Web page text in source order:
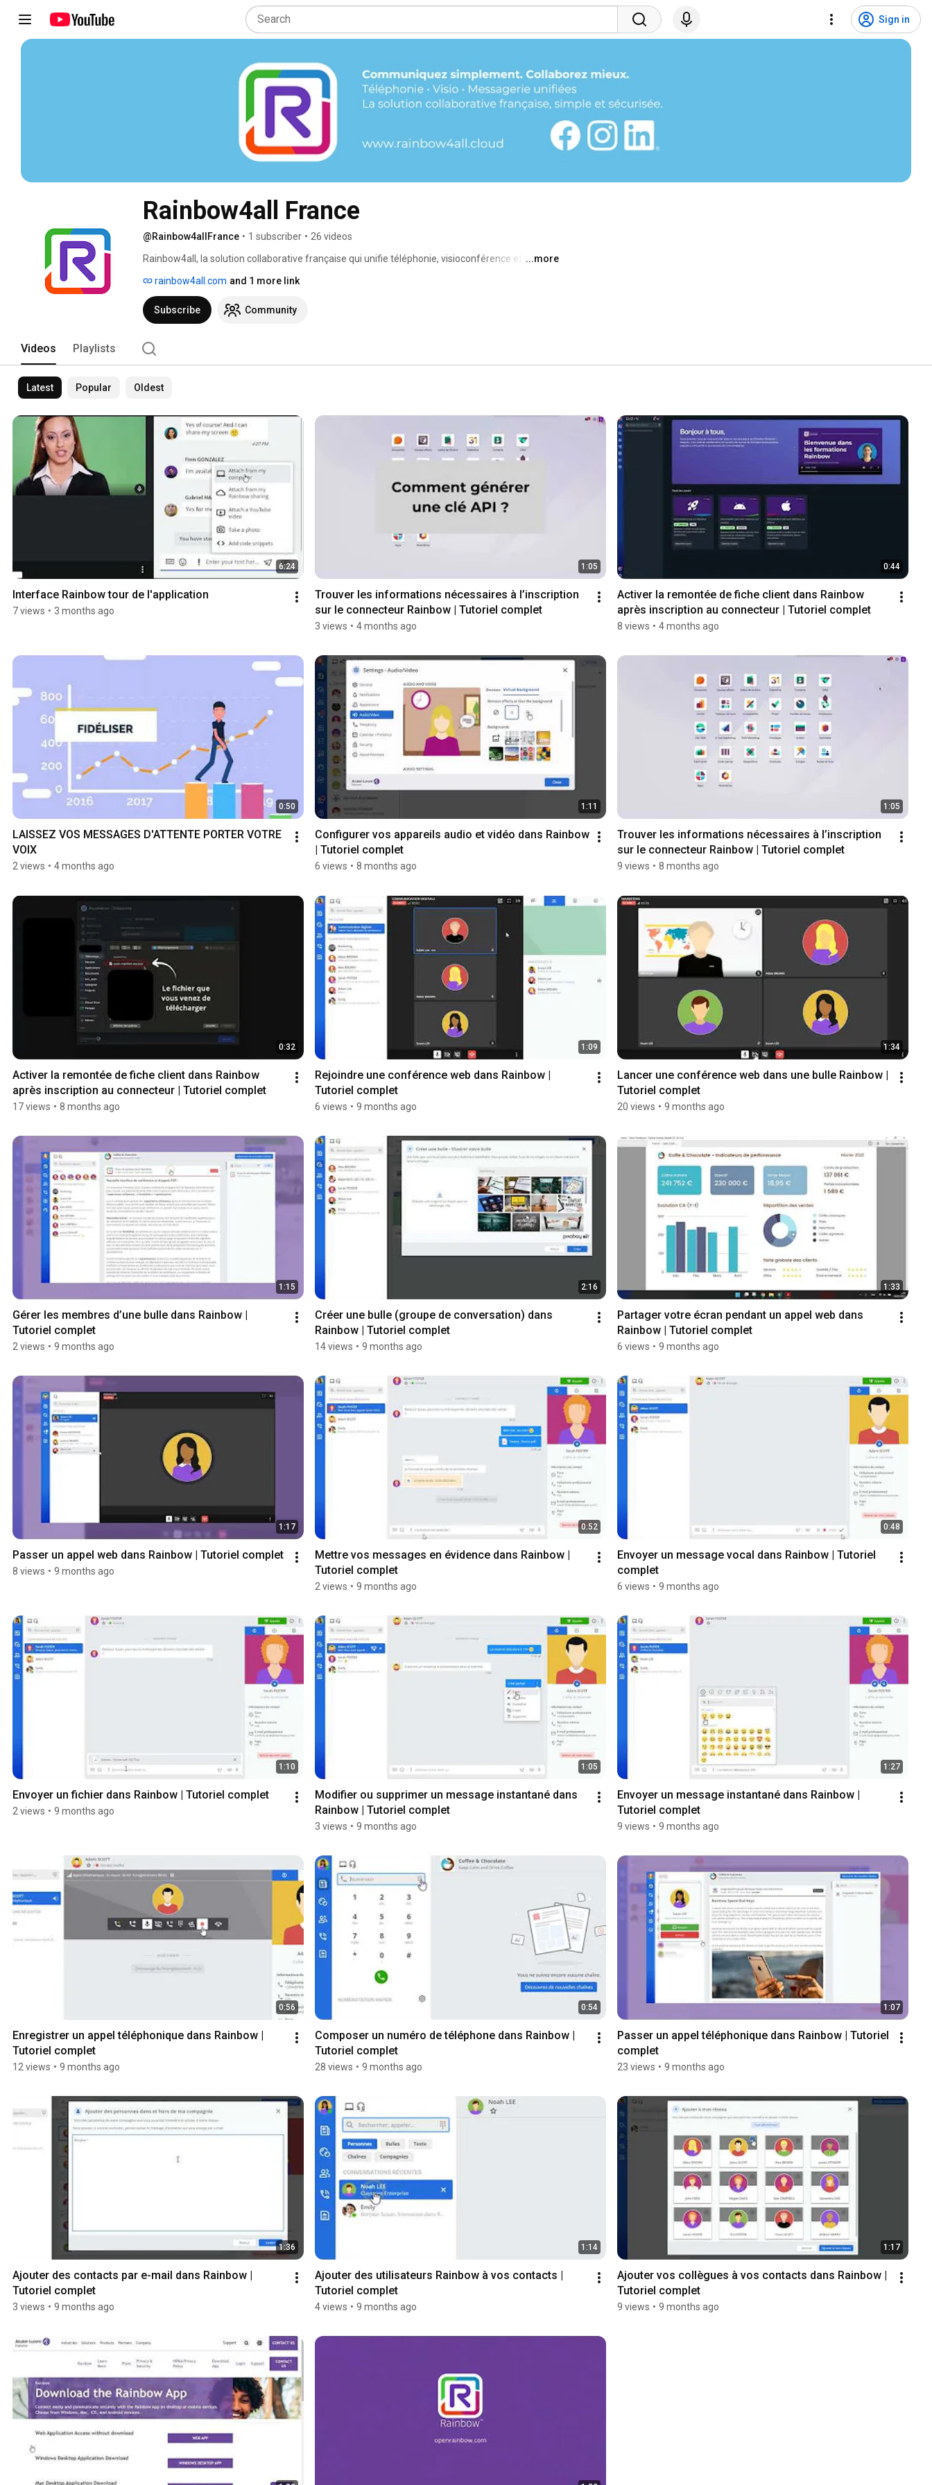
Sign in
Rainbow4all France
@Rainbow4allFrance • 1 subscriber • 26 videos
Rainbow4all, la solution collaborative française qui unifie téléphonie, visioconférence et
...more
rainbow4all.com and 1 more link
Subscribe Community
Videos Playlists
Latest Popular Oldest
6:24
Interface Rainbow tour de l'application
7 views • 3 months ago
1:05
Trouver les informations nécessaires à l’inscription
sur le connecteur Rainbow | Tutoriel complet
3 views • 4 months ago
0:44
Activer la remontée de fiche client dans Rainbow
après inscription au connecteur | Tutoriel complet
8 views • 4 months ago
0:50
LAISSEZ VOS MESSAGES D'ATTENTE PORTER VOTRE
VOIX
2 views • 4 months ago
1:11
Configurer vos appareils audio et vidéo dans Rainbow
| Tutoriel complet
6 views • 8 months ago
1:05
Trouver les informations nécessaires à l’inscription
sur le connecteur Rainbow | Tutoriel complet
9 views • 8 months ago
0:32
Activer la remontée de fiche client dans Rainbow
après inscription au connecteur | Tutoriel complet
17 views • 8 months ago
1:09
Rejoindre une conférence web dans Rainbow |
Tutoriel complet
6 views • 9 months ago
1:34
Lancer une conférence web dans une bulle Rainbow |
Tutoriel complet
20 views • 9 months ago
1:15
Gérer les membres d’une bulle dans Rainbow |
Tutoriel complet
2 views • 9 months ago
2:16
Créer une bulle (groupe de conversation) dans
Rainbow | Tutoriel complet
14 views • 9 months ago
1:33
Partager votre écran pendant un appel web dans
Rainbow | Tutoriel complet
6 views • 9 months ago
1:17
Passer un appel web dans Rainbow | Tutoriel complet
8 views • 9 months ago
0:52
Mettre vos messages en évidence dans Rainbow |
Tutoriel complet
2 views • 9 months ago
0:48
Envoyer un message vocal dans Rainbow | Tutoriel
complet
6 views • 9 months ago
1:10
Envoyer un fichier dans Rainbow | Tutoriel complet
2 views • 9 months ago
1:05
Modifier ou supprimer un message instantané dans
Rainbow | Tutoriel complet
3 views • 9 months ago
1:27
Envoyer un message instantané dans Rainbow |
Tutoriel complet
9 views • 9 months ago
0:56
Enregistrer un appel téléphonique dans Rainbow |
Tutoriel complet
12 views • 9 months ago
0:54
Composer un numéro de téléphone dans Rainbow |
Tutoriel complet
28 views • 9 months ago
1:07
Passer un appel téléphonique dans Rainbow | Tutoriel
complet
23 views • 9 months ago
1:36
Ajouter des contacts par e-mail dans Rainbow |
Tutoriel complet
3 views • 9 months ago
1:14
Ajouter des utilisateurs Rainbow à vos contacts |
Tutoriel complet
4 views • 9 months ago
1:17
Ajouter vos collègues à vos contacts dans Rainbow |
Tutoriel complet
9 views • 9 months ago